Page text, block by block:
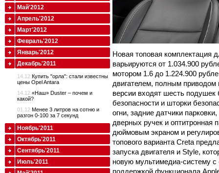
Новая топовая комплектация
варьируются от 1.034.900
мотором 1.6 до 1.224.900
двигателем, полным приводом
версии входят шесть
безопасности и шторки
огни, задние датчики
дверных ручек и оптитронная
дюймовым экраном и
топового варианта Creta
запуска двигателя и Style,
новую мультимедиа-систему
Май'2012
Апрель'2012
Март'2012
Февраль'2012
Январь'2012
Декабрь'2011
14.12 Купить "орла": стали известны
цены Opel Antara
14.12 «Наш» Duster – почем и
какой?
01.12 Менее 3 литров на сотню и
разгон 0-100 за 7 секунд
Ноябрь'2011
Октябрь'2011
Сентябрь'2011
Июль'2011